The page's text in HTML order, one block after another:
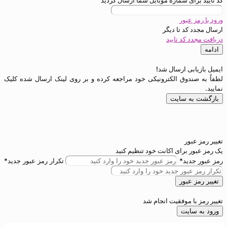
تادیگر
تایید
ارسال شد!
الکترونیکی خود مراجعه کرده و بر روی لینک ارسال شده کلیک
سایت
اکانت خود تنظیم کنید
تکرار رمز عبور جدید*
موفقیت انجام شد